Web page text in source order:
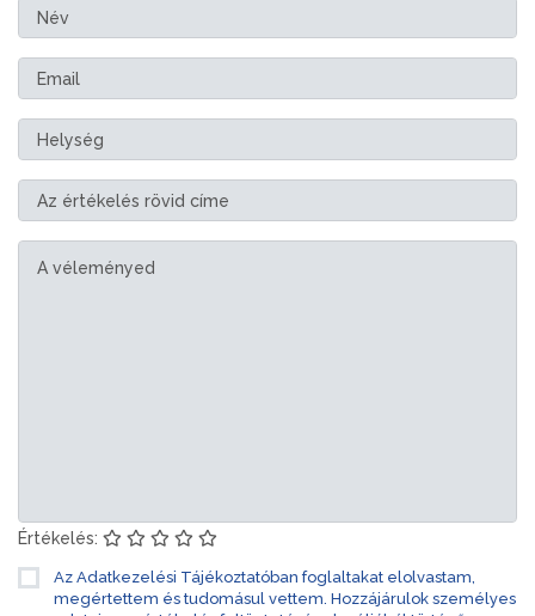
Értékelés:
Az Adatkezelési Tájékoztatóban foglaltakat elolvastam,
megértettem és tudomásul vettem. Hozzájárulok személyes